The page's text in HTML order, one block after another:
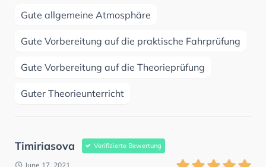
Gute allgemeine Atmosphäre
Gute Vorbereitung auf die praktische Fahrprüfung
Gute Vorbereitung auf die Theorieprüfung
Guter Theorieunterricht
Timiriasova Verifizierte Bewertung
June 17, 2021